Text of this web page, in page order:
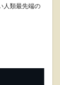
人類最先端の